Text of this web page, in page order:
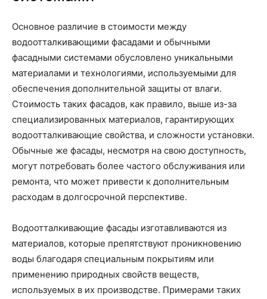
Основное различие в стоимости между
водоотталкивающими фасадами и обычными
фасадными системами обусловлено уникальными
материалами и технологиями, используемыми для
обеспечения дополнительной защиты от влаги.
Стоимость таких фасадов, как правило, выше из-за
специализированных материалов, гарантирующих
водоотталкивающие свойства, и сложности установки.
Обычные же фасады, несмотря на свою доступность,
могут потребовать более частого обслуживания или
ремонта, что может привести к дополнительным
расходам в долгосрочной перспективе.
Водоотталкивающие фасады изготавливаются из
материалов, которые препятствуют проникновению
воды благодаря специальным покрытиям или
применению природных свойств веществ,
используемых в их производстве. Примерами таких